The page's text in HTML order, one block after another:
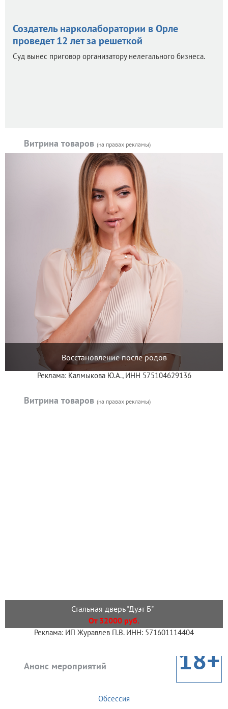
Создатель нарколаборатории в Орле
проведет 12 лет за решеткой
Суд вынес приговор организатору нелегального бизнеса.
Витрина товаров (на правах рекламы)
Восстановление после родов
Реклама: Калмыкова Ю.А., ИНН 575104629136
Витрина товаров (на правах рекламы)
Стальная дверь "Дуэт Б"
От 32000 руб.
Реклама: ИП Журавлев П.В. ИНН: 571601114404
Анонс мероприятий 18+
Обсессия